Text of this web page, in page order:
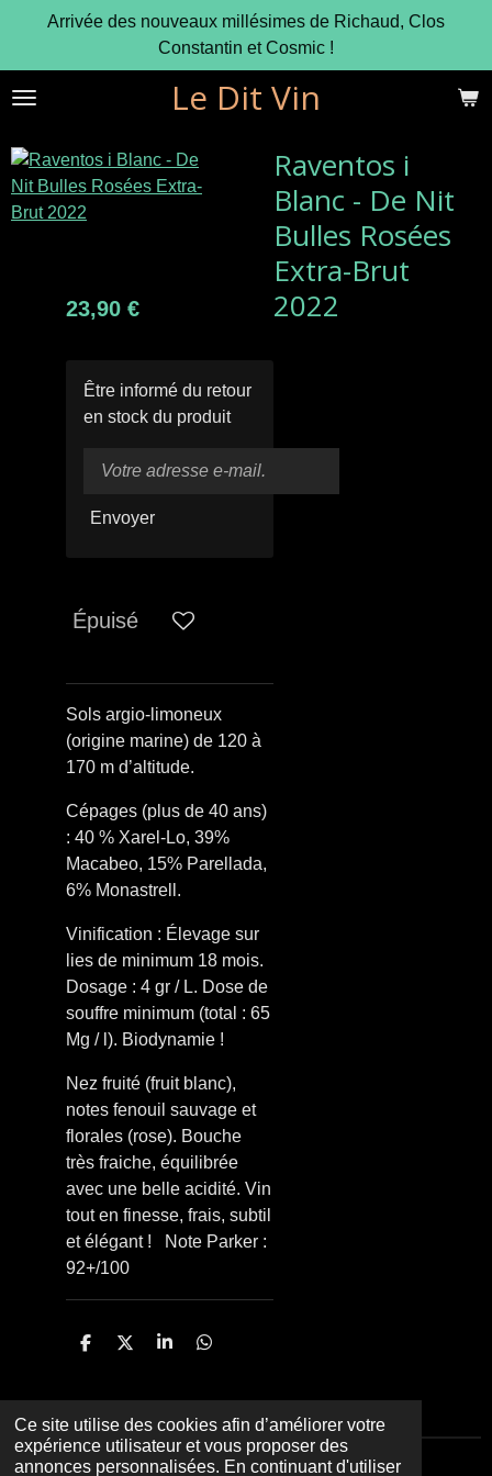
Ce site utilise des cookies afin d’améliorer votre
expérience utilisateur et vous proposer des
annonces personnalisées. En continuant d'utiliser
Passer
contenu
principal
Le Dit Vin
Arrivée des nouveaux millésimes de Richaud, Clos
Constantin et Cosmic !
Raventos i
Blanc - De Nit
Bulles Rosées
Extra-Brut
2022
23,90 €
Être informé du retour
en stock du produit
Envoyer
Épuisé
Sols argio-limoneux
(origine marine) de 120 à
170 m d’altitude.
Cépages (plus de 40 ans)
: 40 % Xarel-Lo, 39%
Macabeo, 15% Parellada,
6% Monastrell.
Vinification : Élevage sur
lies de minimum 18 mois.
Dosage : 4 gr / L. Dose de
souffre minimum (total : 65
Mg / l). Biodynamie !
Nez fruité (fruit blanc),
notes fenouil sauvage et
florales (rose). Bouche
très fraiche, équilibrée
avec une belle acidité. Vin
tout en finesse, frais, subtil
et élégant !
Note Parker :
92+/100
P
t
a
g
e
r
P
t
a
g
e
r
P
t
a
g
e
r
P
t
a
g
e
r